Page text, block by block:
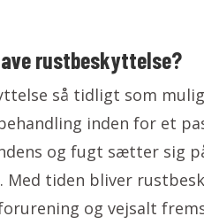
rustbeskyttelse?
så tidligt som
inden for et
og fugt sætter sig
Med tiden bliver
og vejsalt